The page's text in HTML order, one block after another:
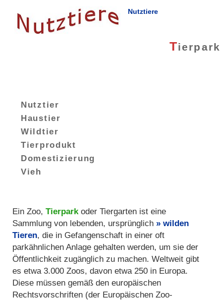
Nutztiere
Tierpark
Nutztier
Haustier
Wildtier
Tierprodukt
Domestizierung
Vieh
Ein Zoo,Tierpark oder Tiergarten ist eine
Sammlung von lebenden, ursprünglich
wilden
Tieren, die in Gefangenschaft in einer oft
parkähnlichen Anlage gehalten werden, um sie der
Öffentlichkeit zugänglich zu machen. Weltweit gibt
es etwa 3.000 Zoos, davon etwa 250 in Europa.
Diese müssen gemäß den europäischen
Rechtsvorschriften (der Europäischen Zoo-